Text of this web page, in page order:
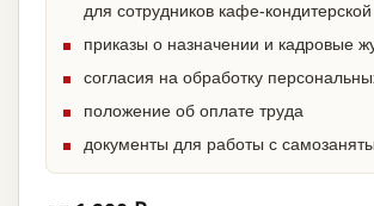
для сотрудников кафе-кондитерской
приказы о назначении и кадровые
согласия на обработку
положение об оплате труда
документы для работы с